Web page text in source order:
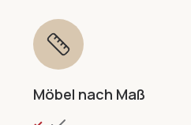
Möbel nach Maß